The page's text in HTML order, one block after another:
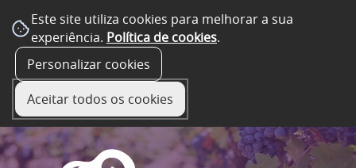
Este site utiliza cookies para melhorar a sua
experiência. Política de cookies.
Personalizar cookies
Aceitar todos os cookies